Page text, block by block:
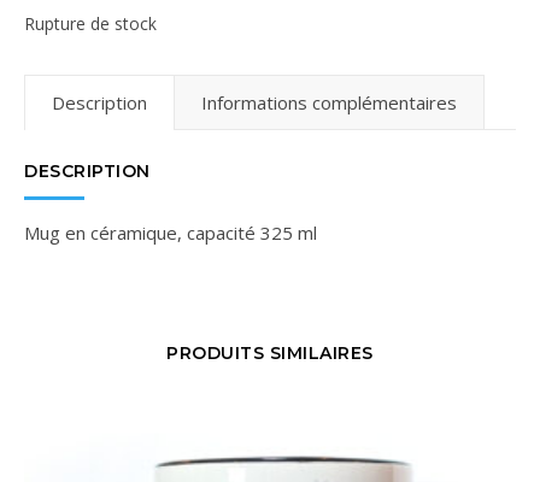
Rupture de stock
Description Informations complémentaires
DESCRIPTION
Mug en céramique, capacité 325 ml
PRODUITS SIMILAIRES